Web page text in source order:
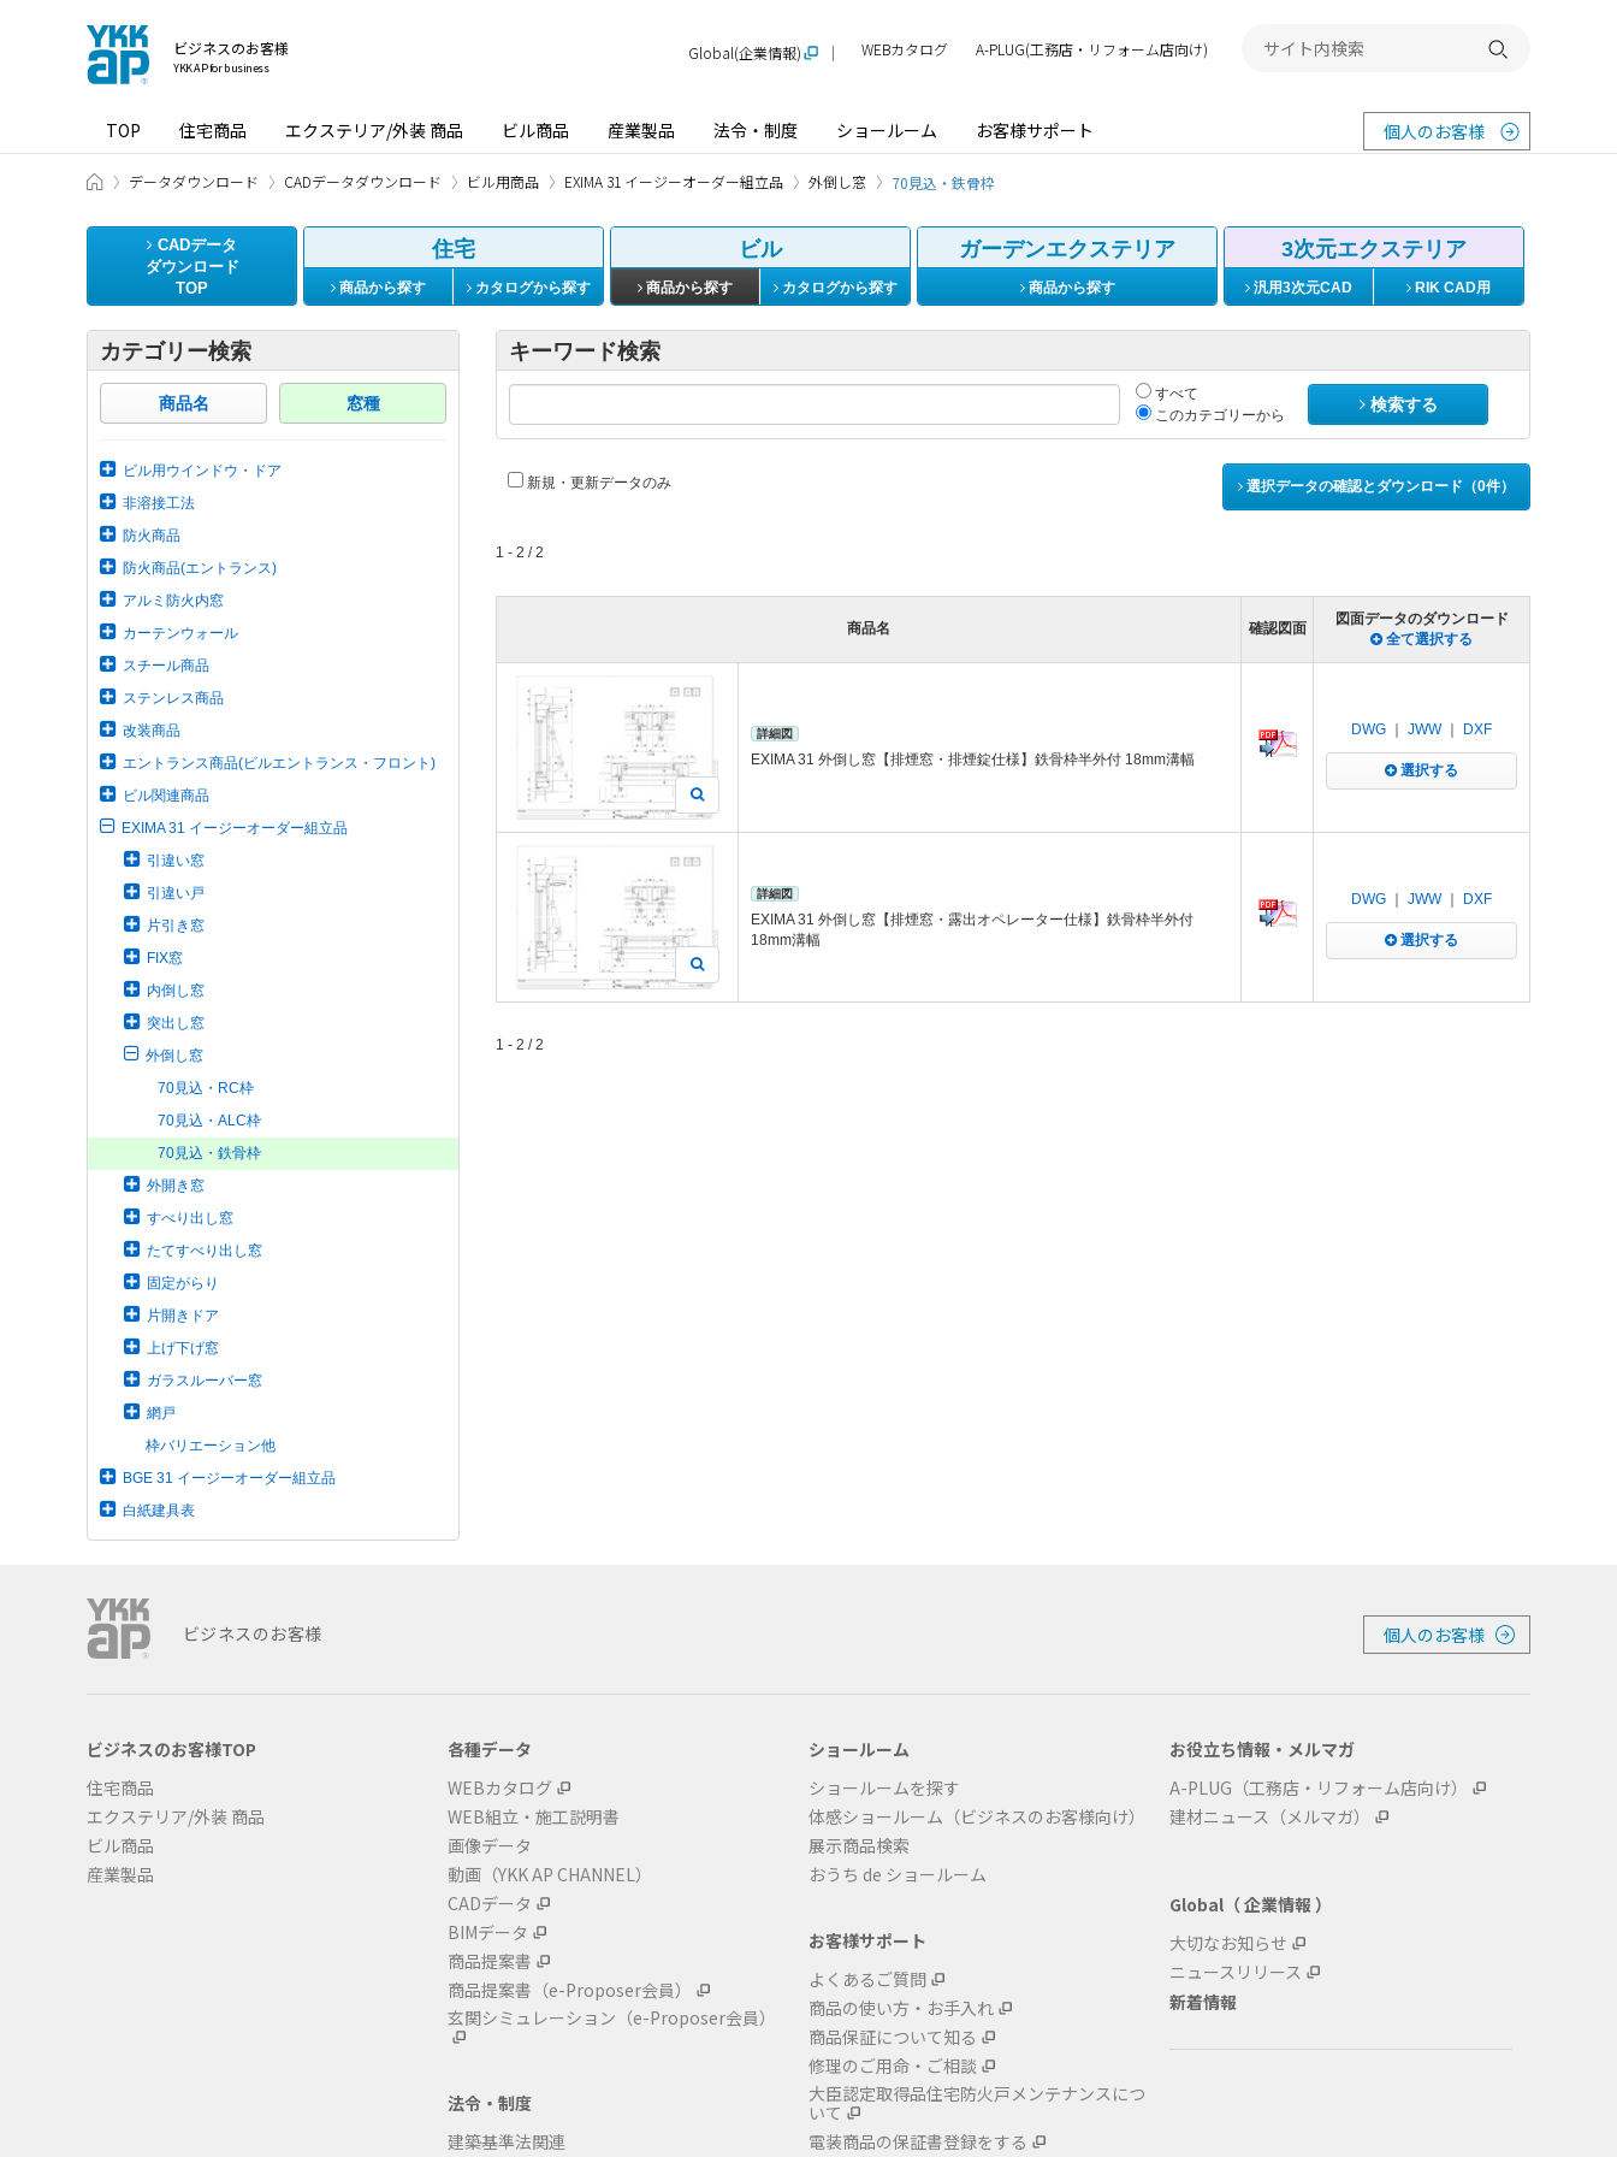
ビジネスのお客様
YKK AP for business
TOP 住宅商品 エクステリア/外装 商品 ビル商品 産業製品 法令・制度 ショールーム お客様サポート 個人のお客様
Global(企業情報) WEBカタログ A-PLUG(工務店・リフォーム店向け) 検索する
ビジネスのお客様 HOME
データダウンロード CADデータダウンロード ビル用商品 EXIMA 31 イージーオーダー組立品 外倒し窓 70見込・鉄骨枠
CADデータ
ダウンロード
TOP
住宅
商品から探す カタログから探す
ビル
商品から探す カタログから探す
ガーデンエクステリア
商品から探す
3次元エクステリア
汎用3次元CAD RIK CAD用
カテゴリー検索
商品名 窓種
ビル用ウインドウ・ドア
非溶接工法
防火商品
防火商品(エントランス)
アルミ防火内窓
カーテンウォール
スチール商品
ステンレス商品
改装商品
エントランス商品(ビルエントランス・フロント)
ビル関連商品
EXIMA 31 イージーオーダー組立品
引違い窓
引違い戸
片引き窓
FIX窓
内倒し窓
突出し窓
外倒し窓
70見込・RC枠
70見込・ALC枠
70見込・鉄骨枠
外開き窓
すべり出し窓
たてすべり出し窓
固定がらり
片開きドア
上げ下げ窓
ガラスルーバー窓
網戸
枠バリエーション他
BGE 31 イージーオーダー組立品
白紙建具表
キーワード検索
すべて
このカテゴリーから
検索する
新規・更新データのみ 選択データの確認とダウンロード（0件）
1 - 2 / 2
商品名 確認図面
図面データのダウンロード
全て選択する
詳細図
EXIMA 31 外倒し窓【排煙窓・排煙錠仕様】鉄骨枠半外付 18mm溝幅
DWG JWW｜ DXF
選択する
詳細図
EXIMA 31 外倒し窓【排煙窓・露出オペレーター仕様】鉄骨枠半外付
18mm溝幅
DWG JWW｜ DXF
選択する
1 - 2 / 2
ビジネスのお客様 個人のお客様
ビジネスのお客様TOP
住宅商品
エクステリア/外装 商品
ビル商品
産業製品
各種データ
WEBカタログ
WEB組立・施工説明書
画像データ
動画（YKK AP CHANNEL）
CADデータ
BIMデータ
商品提案書
商品提案書 （e-Proposer会員）
玄関シミュレーション （e-Proposer会員）
法令・制度
建築基準法関連
ショールーム
ショールームを探す
体感ショールーム（ビジネスのお客様向け）
展示商品検索
おうち de ショールーム
お客様サポート
よくあるご質問
商品の使い方・お手入れ
商品保証について知る
修理のご用命・ご相談
大臣認定取得品住宅防火戸メンテナンスにつ
いて
電装商品の保証書登録をする
お役立ち情報・メルマガ
A-PLUG（工務店・リフォーム店向け）
建材ニュース（メルマガ）
Global（ 企業情報 ）
大切なお知らせ
ニュースリリース
新着情報